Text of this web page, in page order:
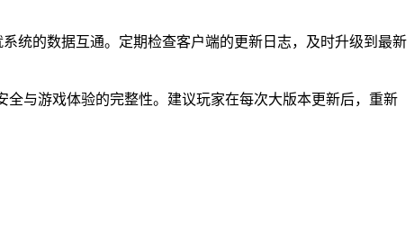
统的数据互通。定期检查客户端的更新日志，及时升级到最新
与游戏体验的完整性。建议玩家在每次大版本更新后，重新